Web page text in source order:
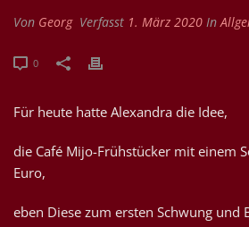
Von Georg Verfasst 1. März 2020 In
0
Für heute hatte Alexandra die Idee,
die Café Mijo-Frühstücker mit einem
Euro,
eben Diese zum ersten Schwung und